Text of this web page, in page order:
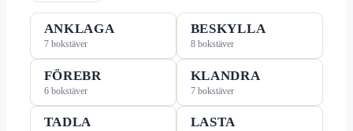
ANKLAGA
7 bokstäver
BESKYLLA
8 bokstäver
FÖREBR
6 bokstäver
KLANDRA
7 bokstäver
TADLA LASTA